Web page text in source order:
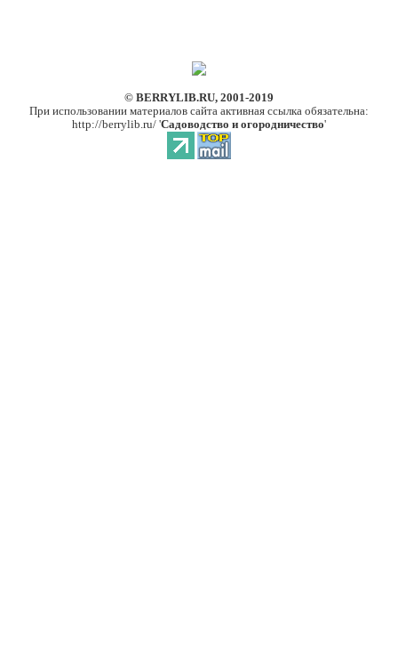
© BERRYLIB.RU, 2001-2019
При использовании материалов сайта активная ссылка обязательна:
http://berrylib.ru/ 'Садоводство и огородничество'